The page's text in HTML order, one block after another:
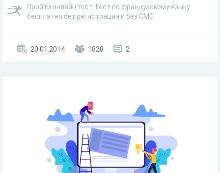
Пройти онлайн тест Тест по французскому языку
бесплатно без регистрации и без СМС
20.01.2014 1828 2